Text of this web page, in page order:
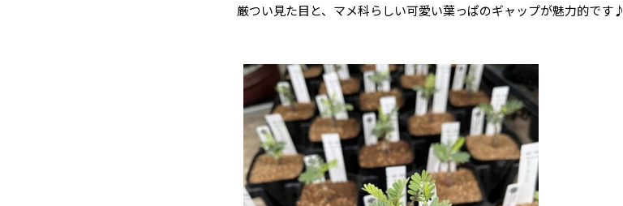
厳つい見た目と、マメ科らしい可愛い葉っぱのギャップが魅力的です♪